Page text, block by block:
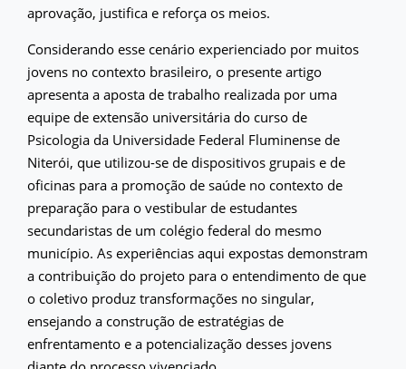
aprovação, justifica e reforça os meios.
Considerando esse cenário experienciado por muitos
jovens no contexto brasileiro, o presente artigo
apresenta a aposta de trabalho realizada por uma
equipe de extensão universitária do curso de
Psicologia da Universidade Federal Fluminense de
Niterói, que utilizou-se de dispositivos grupais e de
oficinas para a promoção de saúde no contexto de
preparação para o vestibular de estudantes
secundaristas de um colégio federal do mesmo
município. As experiências aqui expostas demonstram
a contribuição do projeto para o entendimento de que
o coletivo produz transformações no singular,
ensejando a construção de estratégias de
enfrentamento e a potencialização desses jovens